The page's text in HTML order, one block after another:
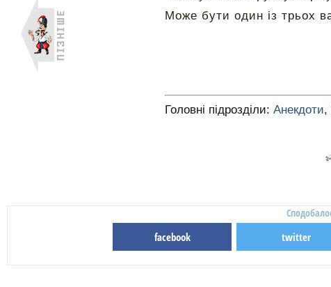
Може бути один із трьох
Головні підрозділи:Анекдоти,
facebook twitter